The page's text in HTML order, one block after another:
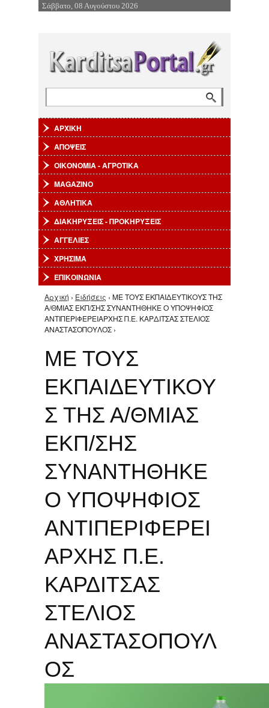
Επιστροφή στην Πλοήγηση
Σάββατο, 08 Αυγούστου 2026
ΑΡΧΙΚΗ
ΑΠΟΨΕΙΣ
ΟΙΚΟΝΟΜΙΑ - ΑΓΡΟΤΙΚΑ
MAGAZINO
ΑΘΛΗΤΙΚΑ
ΔΙΑΚΗΡΥΞΕΙΣ - ΠΡΟΚΗΡΥΞΕΙΣ
ΑΓΓΕΛΙΕΣ
ΧΡΗΣΙΜΑ
ΕΠΙΚΟΙΝΩΝΙΑ
Είστε εδώ
Αρχική › Ειδήσεις › ΜΕ ΤΟΥΣ ΕΚΠΑΙΔΕΥΤΙΚΟΥΣ ΤΗΣ
Α/ΘΜΙΑΣ ΕΚΠ/ΣΗΣ ΣΥΝΑΝΤΗΘΗΚΕ Ο ΥΠΟΨΗΦΙΟΣ
ΑΝΤΙΠΕΡΙΦΕΡΕΙΑΡΧΗΣ Π.Ε. ΚΑΡΔΙΤΣΑΣ ΣΤΕΛΙΟΣ
ΑΝΑΣΤΑΣΟΠΟΥΛΟΣ ›
ΜΕ ΤΟΥΣ
ΕΚΠΑΙΔΕΥΤΙΚΟΥ
Σ ΤΗΣ Α/ΘΜΙΑΣ
ΕΚΠ/ΣΗΣ
ΣΥΝΑΝΤΗΘΗΚΕ
Ο ΥΠΟΨΗΦΙΟΣ
ΑΝΤΙΠΕΡΙΦΕΡΕΙ
ΑΡΧΗΣ Π.Ε.
ΚΑΡΔΙΤΣΑΣ
ΣΤΕΛΙΟΣ
ΑΝΑΣΤΑΣΟΠΟΥΛ
ΟΣ